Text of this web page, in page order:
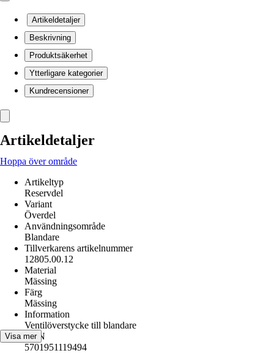
Artikeldetaljer
Beskrivning
Produktsäkerhet
Ytterligare kategorier
Kundrecensioner
Artikeldetaljer
Hoppa över område
Artikeltyp
Reservdel
Variant
Överdel
Användningsområde
Blandare
Tillverkarens artikelnummer
12805.00.12
Material
Mässing
Färg
Mässing
Information
Ventilöverstycke till blandare
EAN
5701951119494
Visa mer